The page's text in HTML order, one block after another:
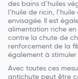
des bains d’huiles
l’huile de ricin,
envisagée. Il est
alimentation riche
contre la chute de
renforcement de la
également à
Avec toutes ces
antichute peut être